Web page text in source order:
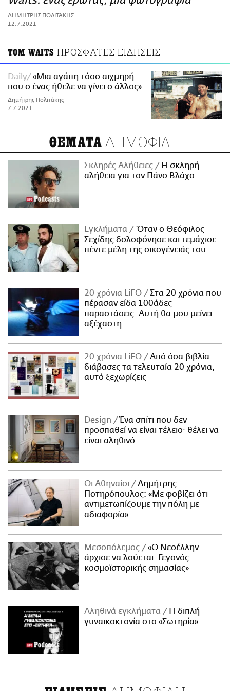
ΑΜΠΑ
PRINT
ΔΗΜΗΤΡΗΣ ΠΟΛΙΤΑΚΗΣ
12.7.2021
TOM WAITS ΠΡΟΣΦΑΤΕΣ ΕΙΔΗΣΕΙΣ
Daily
«Μια αγάπη τόσο αιχμηρή
που ο ένας ήθελε να γίνει ο άλλος»
Δημήτρης Πολιτάκης
7.7.2021
ΘΕΜΑΤΑ ΔΗΜΟΦΙΛΗ
Σκληρές Αλήθειες
H σκληρή
αλήθεια για τον Πάνο Βλάχο
Εγκλήματα
Όταν ο Θεόφιλος
Σεχίδης δολοφόνησε και τεμάχισε
πέντε μέλη της οικογένειάς του
20 χρόνια LiFO
Στα 20 χρόνια που
πέρασαν είδα 100άδες
παραστάσεις. Αυτή θα μου μείνει
αξέχαστη
20 χρόνια LiFO
Από όσα βιβλία
διάβασες τα τελευταία 20 χρόνια,
αυτό ξεχωρίζεις
Design
Ένα σπίτι που δεν
προσπαθεί να είναι τέλειο· θέλει να
είναι αληθινό
Οι Αθηναίοι
Δημήτρης
Ποτηρόπουλος: «Με φοβίζει ότι
αντιμετωπίζουμε την πόλη με
αδιαφορία»
Μεσοπόλεμος
«Ο Νεοέλλην
άρχισε να λούεται. Γεγονός
κοσμοϊστορικής σημασίας»
Αληθινά εγκλήματα
Η διπλή
γυναικοκτονία στο «Σωτηρία»